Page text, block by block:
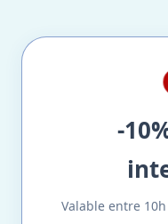
-
Valable entre